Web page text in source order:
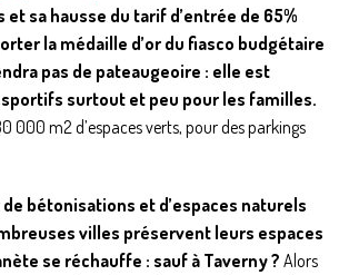
et sa hausse du tarif d’entrée de 65%
la médaille d’or du fiasco budgétaire
pas de pateaugeoire : elle est
surtout et peu pour les familles.
000 m2 d’espaces verts, pour des parkings
bétonisations et d’espaces naturels
villes préservent leurs espaces
se réchauffe : sauf à Taverny ? Alors